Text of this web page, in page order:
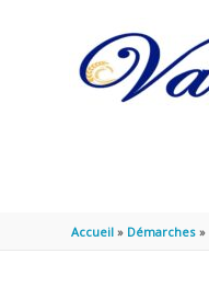
Accueil Démarches